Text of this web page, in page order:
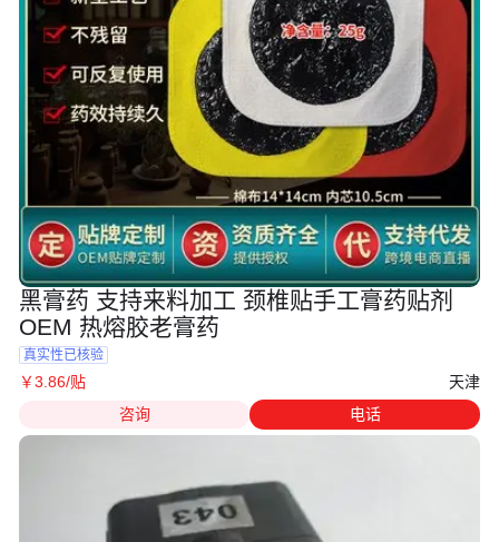
黑膏药 支持来料加工 颈椎贴手工膏药贴剂
OEM 热熔胶老膏药
真实性已核验
￥3 .86/贴
天津
咨询
电话